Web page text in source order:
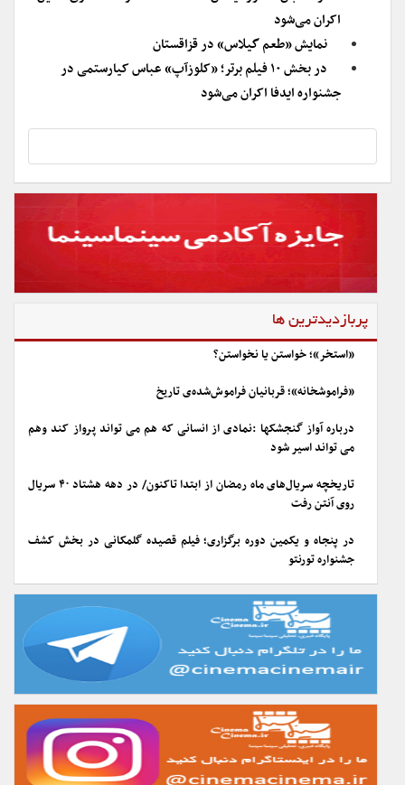
اکران می‌شود
نمایش «طعم گیلاس» در قزاقستان
در بخش ۱۰ فیلم برتر؛ «کلوزآپ» عباس کیارستمی در
جشنواره ایدفا اکران می‌شود
پربازدیدترین ها
«استخر»؛ خواستن یا نخواستن؟
«فراموشخانه»؛ قربانیان فراموش‌شده‌ی تاریخ
درباره آواز گنجشکها :نمادی از انسانی که هم می تواند پرواز کند وهم
می تواند اسیر شود
تاریخچه سریال‌های ماه رمضان از ابتدا تاکنون/ در دهه هشتاد ۴۰ سریال
روی آنتن رفت
در پنجاه و یکمین دوره برگزاری؛ فیلم قصیده گلمکانی در بخش کشف
جشنواره تورنتو